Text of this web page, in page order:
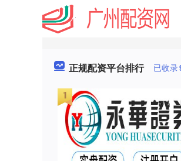
正规配资平台排行 已收录